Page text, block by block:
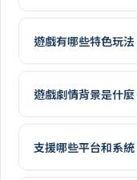
遊戲有哪些特色玩法
遊戲劇情背景是什麼
支援哪些平台和系統